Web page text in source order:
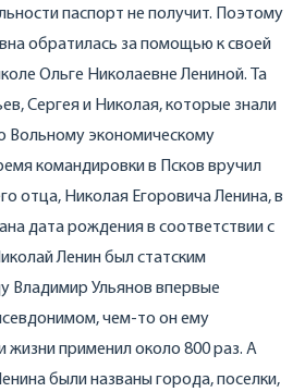
паспорт не получит. Поэтому
обратилась за помощью к своей
Ольге Николаевне Лениной. Та
Сергея и Николая, которые знали
Вольному экономическому
командировки в Псков вручил
отца, Николая Егоровича Ленина, в
дата рождения в соответствии с
Ленин был статским
Владимир Ульянов впервые
чем-то он ему
жизни применил около 800 раз. А
были названы города, поселки,